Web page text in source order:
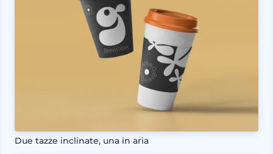
Due tazze inclinate, una in aria